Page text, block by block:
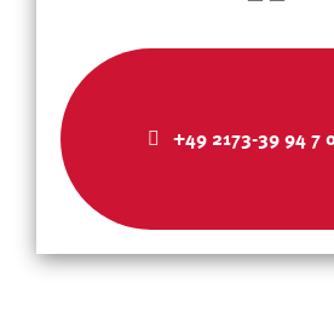
+49 2173-39 94 7